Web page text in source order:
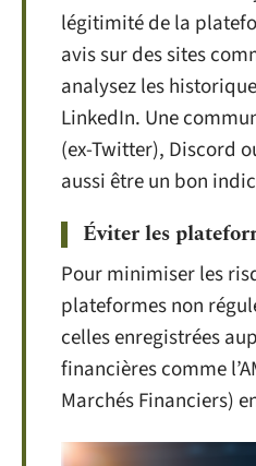
légitimité de la
avis sur des sites
analysez les
LinkedIn. Une
(ex-Twitter), Discord
aussi être un bon
Éviter les
Pour minimiser les
plateformes non
celles enregistrées
financières comme
Marchés Financiers)